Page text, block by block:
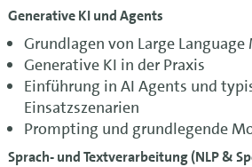
Generative KI und Agents
Grundlagen von Large Language
Generative KI in der Praxis
Einführung in AI Agents und
Einsatzszenarien
Prompting und grundlegende
Sprach- und Textverarbeitung (NLP &